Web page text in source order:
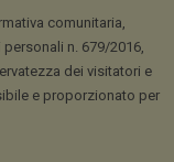
comunitaria,
n. 679/2016,
dei visitatori e
e proporzionato per